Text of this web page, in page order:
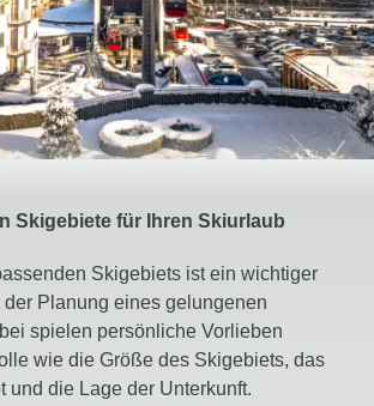
Skigebiete für Ihren Skiurlaub
Skigebiets ist ein wichtiger
der Planung eines gelungenen
spielen persönliche Vorlieben
wie die Größe des Skigebiets, das
und die Lage der Unterkunft.